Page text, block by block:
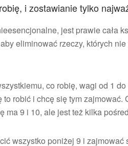
i zostawianie tylko
jest prawie cała
eliminować rzeczy, których
co robię, wagi od 1
to robić i chcę się tym
ma 9 i 10, ale jest też kilka
wszystko poniżej 9 i